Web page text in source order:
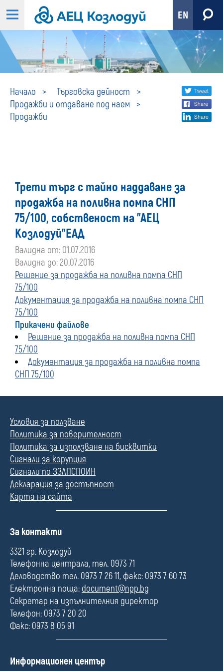
EN
Начало
Търговска дейност
Продажби и отдаване под наем
Продажби
ПродажбиShare
social
Трети търг с тайно наддаване за
продажба на поливна помпа СНП
75/100, собственост на "АЕЦ
Козлодуй"ЕАД
Валидна от: 01.07.2016
Валидна до: 20.07.2016
Решение за продажба на поливна помпа СНП
75/100
Документация за продажба на поливна помпа СНП
75/100
Прикачени файлове
Решение за продажба на поливна помпа СНП
75/100
Документация за продажба на поливна помпа
СНП 75/100
Условия за ползване
Политика за поверителност
Политика за използване на бисквитки
Сигнали за корупция
Сигнали по ЗЗЛПСПОИН
Декларация за достъпност
Карта на сайта
П
л
е
За контакти
3321 гр. Козлодуй
Телефонна централа, тел. 0973 71
Деловодство тел. 0973 7 26 11, факс: 0973 7 60 73
Електронна поща: document@npp.bg
Секретар на изпълнителния директор
Телефон: 0973 7 20 20
Факс: 0973 8 05 91
П
Информационен център